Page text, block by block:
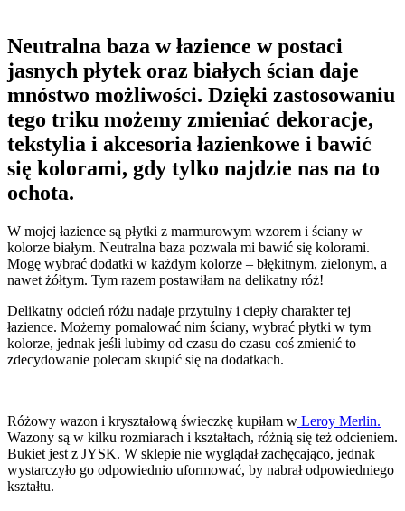
Neutralna baza w łazience w postaci
jasnych płytek oraz białych ścian daje
mnóstwo możliwości. Dzięki zastosowaniu
tego triku możemy zmieniać dekoracje,
tekstylia i akcesoria łazienkowe i bawić
się kolorami, gdy tylko najdzie nas na to
ochota.
W mojej łazience są płytki z marmurowym wzorem i ściany w
kolorze białym. Neutralna baza pozwala mi bawić się kolorami.
Mogę wybrać dodatki w każdym kolorze – błękitnym, zielonym, a
nawet żółtym. Tym razem postawiłam na delikatny róż!
Delikatny odcień różu nadaje przytulny i ciepły charakter tej
łazience. Możemy pomalować nim ściany, wybrać płytki w tym
kolorze, jednak jeśli lubimy od czasu do czasu coś zmienić to
zdecydowanie polecam skupić się na dodatkach.
Różowy wazon i kryształową świeczkę kupiłam w Leroy Merlin.
Wazony są w kilku rozmiarach i kształtach, różnią się też odcieniem.
Bukiet jest z JYSK. W sklepie nie wyglądał zachęcająco, jednak
wystarczyło go odpowiednio uformować, by nabrał odpowiedniego
kształtu.